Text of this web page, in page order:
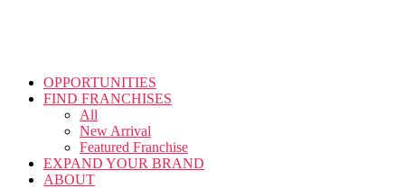
OPPORTUNITIES
FIND FRANCHISES
All
New Arrival
Featured Franchise
EXPAND YOUR BRAND
ABOUT